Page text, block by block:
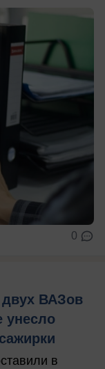
0
двух ВАЗов
унесло
в